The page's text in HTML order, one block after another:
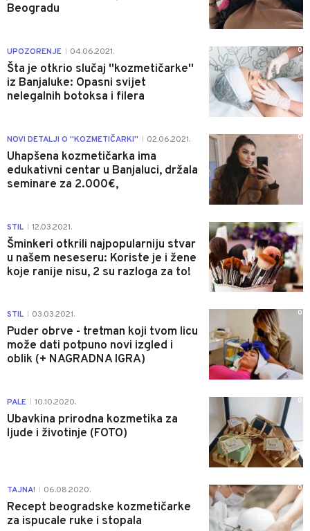
Beogradu
UPOZORENJE 04.06.2021.
Šta je otkrio slučaj ''kozmetičarke''
iz Banjaluke: Opasni svijet
nelegalnih botoksa i filera
0
NOVI DETALJI O ''KOZMETIČARKI'' 02.06.2021.
Uhapšena kozmetičarka ima
edukativni centar u Banjaluci, držala
seminare za 2.000€,
0
STIL 12.03.2021.
Šminkeri otkrili najpopularniju stvar
u našem neseseru: Koriste je i žene
koje ranije nisu, 2 su razloga za to!
0
STIL 03.03.2021.
Puder obrve - tretman koji tvom licu
može dati potpuno novi izgled i
oblik (+ NAGRADNA IGRA)
0
PALE 10.10.2020.
Ubavkina prirodna kozmetika za
ljude i životinje (FOTO)
0
TAJNA! 06.08.2020.
Recept beogradske kozmetičarke
za ispucale ruke i stopala
0